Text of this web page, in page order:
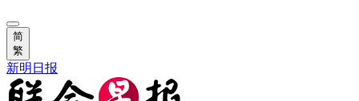
简
繁
新明日报